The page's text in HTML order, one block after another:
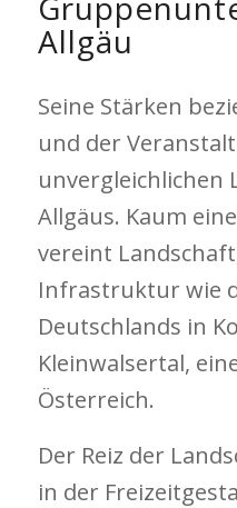
Allgäu
Seine Stärken
und der
unvergleichlichen
Allgäus. Kaum
vereint
Infrastruktur wie
Deutschlands in
Kleinwalsertal,
Österreich.
Der Reiz der
in der